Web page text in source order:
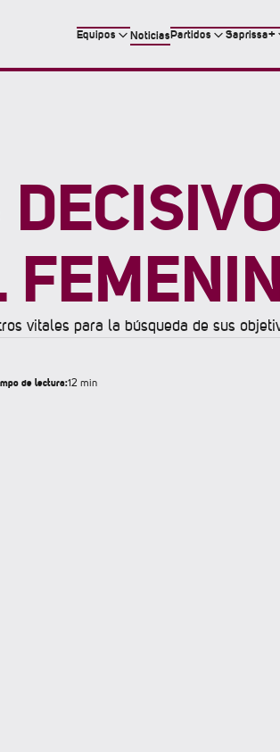
Equipos NoticiasPartidos Saprissa+
vitales para la búsqueda de sus
de lectura:12 min